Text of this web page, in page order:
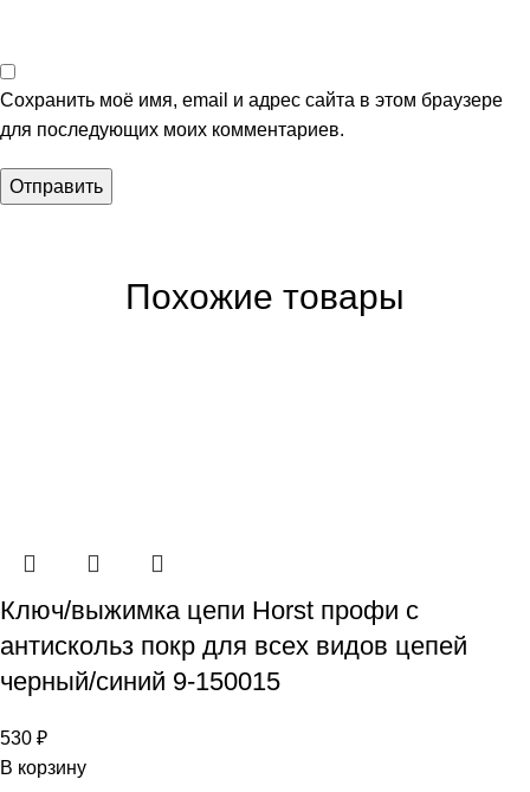
Сохранить моё имя, email и адрес сайта в этом браузере
для последующих моих комментариев.
Похожие товары
Ключ/выжимка цепи Horst профи с
антискольз покр для всех видов цепей
черный/синий 9-150015
530 ₽
В корзину